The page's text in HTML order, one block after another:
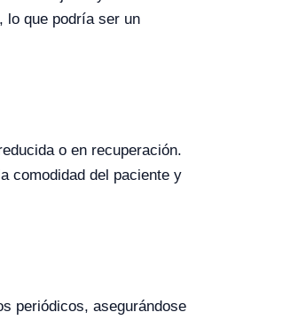
lo que podría ser un
o en recuperación.
comodidad del paciente y
periódicos, asegurándose